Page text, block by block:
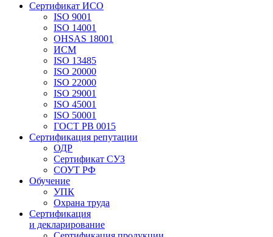
Сертификат ИСО
ISO 9001
ISO 14001
OHSAS 18001
ИСМ
ISO 13485
ISO 20000
ISO 22000
ISO 29001
ISO 45001
ISO 50001
ГОСТ РВ 0015
Сертификация репутации
ОДР
Сертификат СУЗ
СОУТ РФ
Обучение
УПК
Охрана труда
Сертификация
и декларирование